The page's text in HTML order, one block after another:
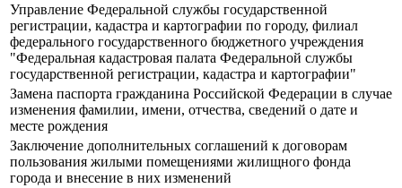
Управление Федеральной службы государственной
регистрации, кадастра и картографии по городу, филиал
федерального государственного бюджетного учреждения
"Федеральная кадастровая палата Федеральной службы
государственной регистрации, кадастра и картографии"
Замена паспорта гражданина Российской Федерации в случае
изменения фамилии, имени, отчества, сведений о дате и
месте рождения
Заключение дополнительных соглашений к договорам
пользования жилыми помещениями жилищного фонда
города и внесение в них изменений